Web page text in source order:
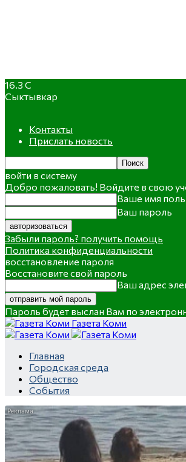
16.3 C
Сыктывкар
Контакты
Прислать новость
войти в систему
Добро пожаловать! Войдите в свою
Ваше имя
Ваш пароль
Забыли пароль? получить помощь
Политика конфиденциальности
восстановление пароля
Восстановите свой пароль
Ваш адрес
Пароль будет выслан Вам по
Газета Коми
Главная
Городская среда
Общество
События